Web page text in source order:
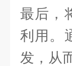
最后，
利用。
发，从